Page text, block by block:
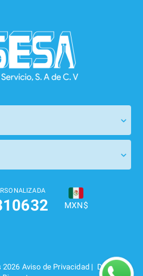
MXN$
2026 Aviso de Privacidad | Designed